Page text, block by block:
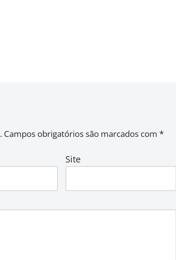
Campos obrigatórios são marcados com *
Site